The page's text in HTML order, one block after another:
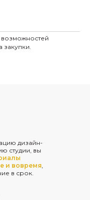
возможностей
закупки.
дизайн-
студии, вы
и вовремя,
в срок.